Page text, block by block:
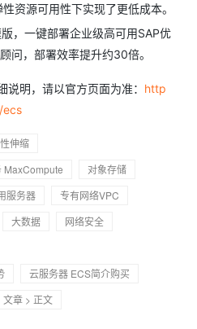
资源可用性下实现了更低成本。
，一键部署企业级高可用SAP优
问，部署效率提升约30倍。
说明，请以官方页面为准： http
ecs
伸缩
MaxCompute
对象存储
服务器
专有网络VPC
大数据
网络安全
云服务器 ECS简介购买
文章 > 正文